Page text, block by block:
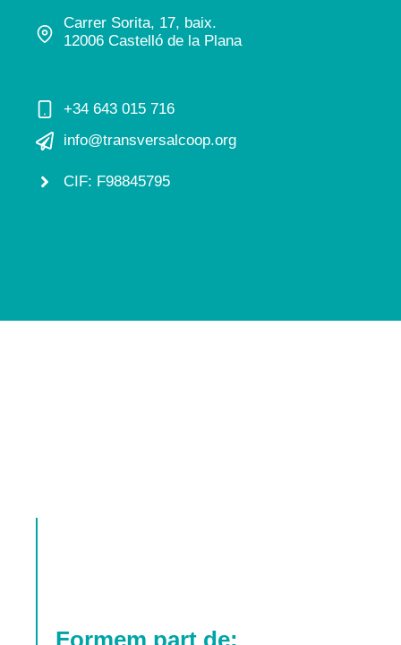
Carrer Sorita, 17, baix.
12006 Castelló de la Plana
+34 643 015 716
info@transversalcoop.org
CIF: F98845795